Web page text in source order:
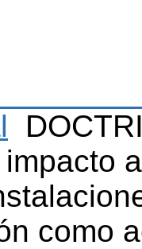
como